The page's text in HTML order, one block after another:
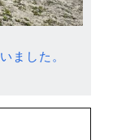
ました。